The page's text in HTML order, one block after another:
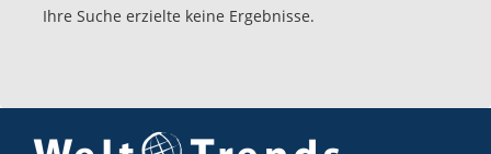
Ihre Suche erzielte keine Ergebnisse.